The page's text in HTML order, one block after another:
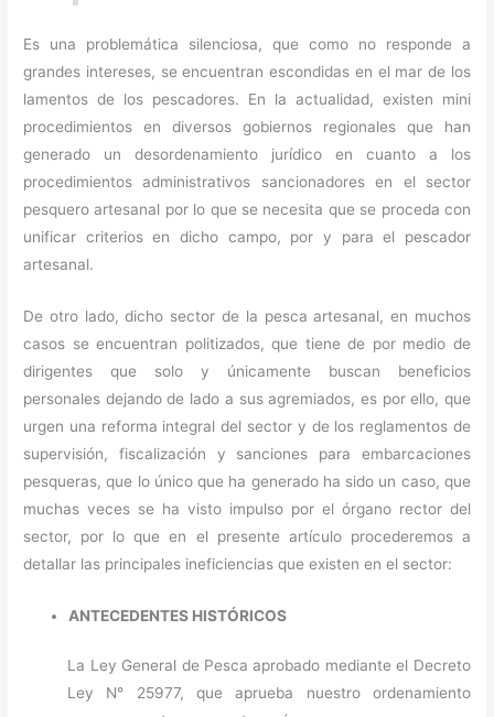
Es una problemática silenciosa, que como no responde a
grandes intereses, se encuentran escondidas en el mar de los
lamentos de los pescadores. En la actualidad, existen mini
procedimientos en diversos gobiernos regionales que han
generado un desordenamiento jurídico en cuanto a los
procedimientos administrativos sancionadores en el sector
pesquero artesanal por lo que se necesita que se proceda con
unificar criterios en dicho campo, por y para el pescador
artesanal.
De otro lado, dicho sector de la pesca artesanal, en muchos
casos se encuentran politizados, que tiene de por medio de
dirigentes que solo y únicamente buscan beneficios
personales dejando de lado a sus agremiados, es por ello, que
urgen una reforma integral del sector y de los reglamentos de
supervisión, fiscalización y sanciones para embarcaciones
pesqueras, que lo único que ha generado ha sido un caso, que
muchas veces se ha visto impulso por el órgano rector del
sector, por lo que en el presente artículo procederemos a
detallar las principales ineficiencias que existen en el sector:
ANTECEDENTES HISTÓRICOS
La Ley General de Pesca aprobado mediante el Decreto
Ley N° 25977, que aprueba nuestro ordenamiento